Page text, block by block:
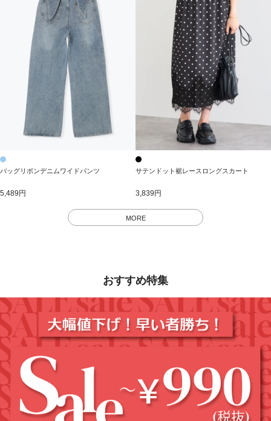
バッグリボンデニムワイドパンツ
5,489円
サテンドット裾レースロングスカート
3,839円
MORE
おすすめ特集